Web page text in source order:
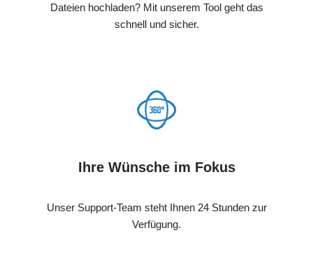
Dateien hochladen? Mit unserem Tool geht das
schnell und sicher.
Ihre Wünsche im Fokus
Unser Support-Team steht Ihnen 24 Stunden zur
Verfügung.